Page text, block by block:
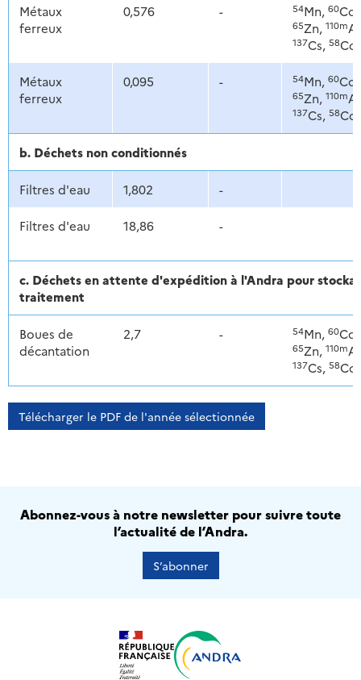
Métaux
ferreux
0,576 - 54Mn, 60Co,
65Zn, 110m
137Cs, 58Co
Métaux
ferreux
0,095 - 54Mn, 60Co,
65Zn, 110m
137Cs, 58Co
b. Déchets non conditionnés
Filtres d'eau 1,802 -
Filtres d'eau 18,86 -
c. Déchets en attente d'expédition à l'Andra pour
traitement
Boues de
décantation
2,7 - 54Mn, 60Co,
65Zn, 110m
137Cs, 58Co
Télécharger le PDF de l'année sélectionnée
Abonnez-vous à notre newsletter pour suivre toute
l’actualité de l’Andra.
S’abonner